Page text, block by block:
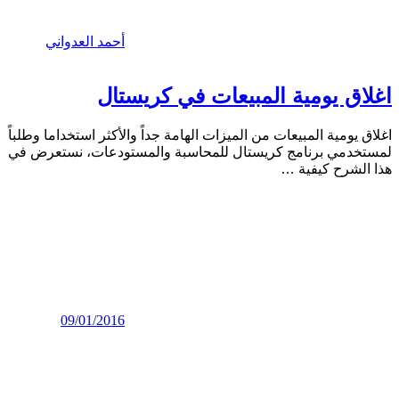
أحمد العدواني
اغلاق يومية المبيعات في كريستال
اغلاق يومية المبيعات من الميزات الهامة جداً والأكثر استخداما وطلباً
لمستخدمي برنامج كريستال للمحاسبة والمستودعات، نستعرض في
هذا الشرح كيفية …
09/01/2016